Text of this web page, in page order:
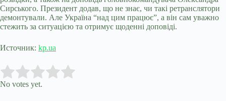
Сирського. Президент додав, що не знає, чи такі ретранслятори
демонтували. Але Україна “над цим працює”, а він сам уважно
стежить за ситуацією та отримує щоденні доповіді.
Источник: kp.ua
Rate this item:
No votes yet.